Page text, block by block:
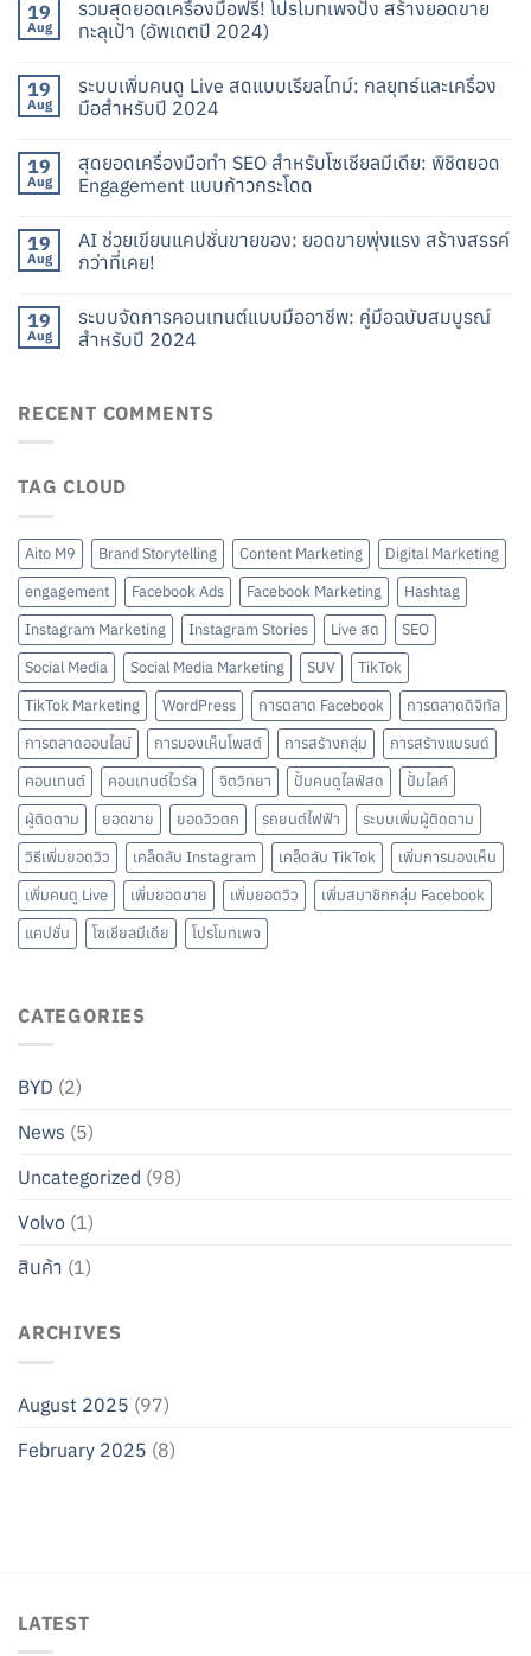
19
Aug
รวมสุดยอดเครื่องมือฟรี! โปรโมทเพจปัง สร้างยอดขาย
ทะลุเป้า (อัพเดตปี 2024)
19
Aug
ระบบเพิ่มคนดู Live สดแบบเรียลไทม์: กลยุทธ์และเครื่อง
มือสำหรับปี 2024
19
Aug
สุดยอดเครื่องมือทำ SEO สำหรับโซเชียลมีเดีย: พิชิตยอด
Engagement แบบก้าวกระโดด
19
Aug
AI ช่วยเขียนแคปชั่นขายของ: ยอดขายพุ่งแรง สร้างสรรค์
กว่าที่เคย!
19
Aug
ระบบจัดการคอนเทนต์แบบมืออาชีพ: คู่มือฉบับสมบูรณ์
สำหรับปี 2024
RECENT COMMENTS
TAG CLOUD
Aito M9 Brand Storytelling Content Marketing
Digital Marketing
engagement
Facebook Ads Facebook Marketing
Hashtag
Instagram Marketing
Instagram Stories Live สด
SEO
Social Media
Social Media Marketing SUV
TikTok
TikTok Marketing
WordPress การตลาด Facebook
การตลาดดิจิทัล
การตลาดออนไลน์
การมองเห็นโพสต์ การสร้างกลุ่ม
การสร้างแบรนด์
คอนเทนต์
คอนเทนต์ไวรัล จิตวิทยา ปั้มคนดูไลฟ์สด
ปั้มไลค์
ผู้ติดตาม
ยอดขาย ยอดวิวตก รถยนต์ไฟฟ้า
ระบบเพิ่มผู้ติดตาม
วิธีเพิ่มยอดวิว
เคล็ดลับ Instagram เคล็ดลับ TikTok
เพิ่มการมองเห็น
เพิ่มคนดู Live
เพิ่มยอดขาย เพิ่มยอดวิว
เพิ่มสมาชิกกลุ่ม Facebook
แคปชั่น
โซเชียลมีเดีย โปรโมทเพจ
CATEGORIES
BYD (2)
News (5)
Uncategorized (98)
Volvo (1)
สินค้า (1)
ARCHIVES
August 2025 (97)
February 2025 (8)
LATEST